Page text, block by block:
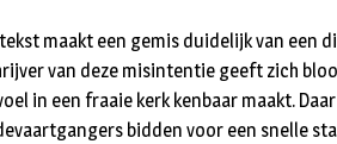
maakt een gemis duidelijk van een
van deze misintentie geeft zich
in een fraaie kerk kenbaar maakt.
bidden voor een snelle